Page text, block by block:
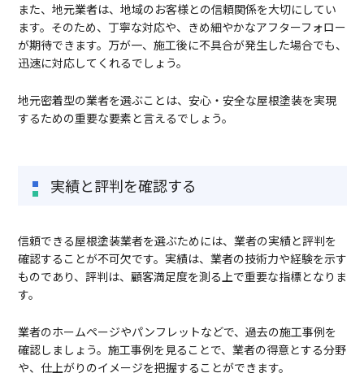
また、地元業者は、地域のお客様との信頼関係を大切にしてい
ます。そのため、丁寧な対応や、きめ細やかなアフターフォロー
が期待できます。万が一、施工後に不具合が発生した場合でも、
迅速に対応してくれるでしょう。
地元密着型の業者を選ぶことは、安心・安全な屋根塗装を実現
するための重要な要素と言えるでしょう。
実績と評判を確認する
信頼できる屋根塗装業者を選ぶためには、業者の実績と評判を
確認することが不可欠です。実績は、業者の技術力や経験を示す
ものであり、評判は、顧客満足度を測る上で重要な指標となりま
す。
業者のホームページやパンフレットなどで、過去の施工事例を
確認しましょう。施工事例を見ることで、業者の得意とする分野
や、仕上がりのイメージを把握することができます。